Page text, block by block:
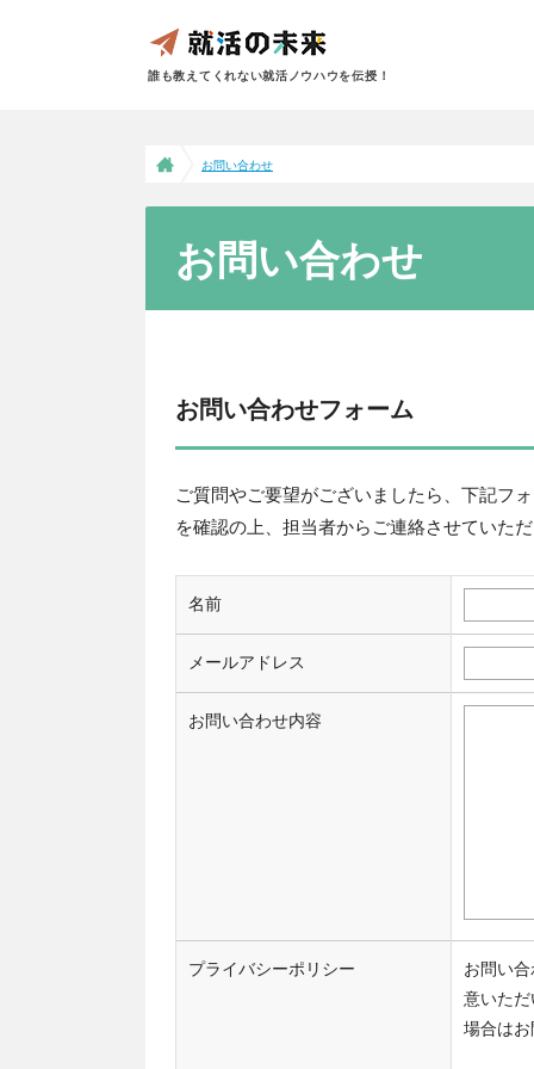
誰も教えてくれない就活ノウハウを伝授！
お問い合わせ
お問い合わせ
お問い合わせフォーム
ご質問やご要望がございましたら、下記フ
を確認の上、担当者からご連絡させていた
名前
メールアドレス
お問い合わせ内容
プライバシーポリシー
お問い
意いた
場合は